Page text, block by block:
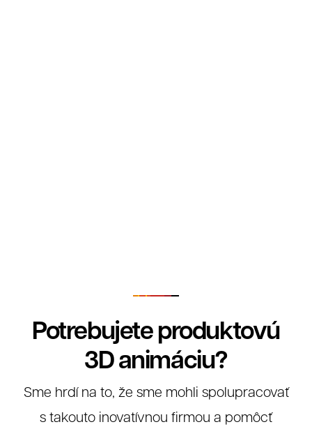
Potrebujete produktovú
3D animáciu?
Sme hrdí na to, že sme mohli spolupracovať
s takouto inovatívnou firmou a pomôcť